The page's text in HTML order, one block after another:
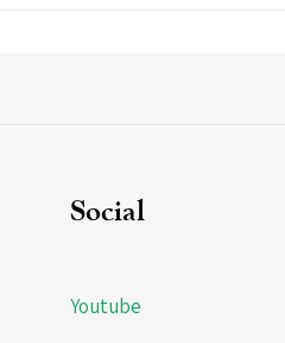
Social
Youtube